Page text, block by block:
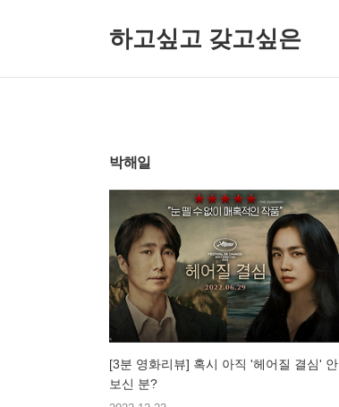
하고싶고 갖고싶은
박해일
[3분 영화리뷰] 혹시 아직 '헤어질 결심' 안
보신 분?